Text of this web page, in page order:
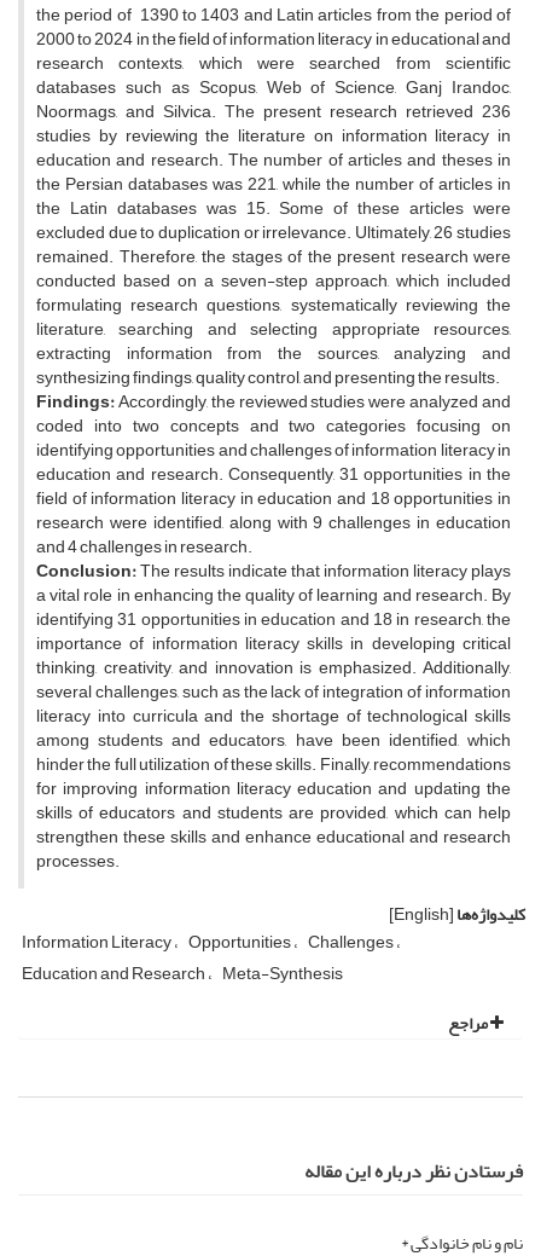
the period of 1390 to 1403 and Latin articles from the period of
2000 to 2024 in the field of information literacy in educational and
research contexts, which were searched from scientific
databases such as Scopus, Web of Science, Ganj Irandoc,
Noormags, and Silvica. The present research retrieved 236
studies by reviewing the literature on information literacy in
education and research. The number of articles and theses in
the Persian databases was 221, while the number of articles in
the Latin databases was 15. Some of these articles were
excluded due to duplication or irrelevance. Ultimately, 26 studies
remained. Therefore, the stages of the present research were
conducted based on a seven-step approach, which included
formulating research questions, systematically reviewing the
literature, searching and selecting appropriate resources,
extracting information from the sources, analyzing and
synthesizing findings, quality control, and presenting the results.
Findings:Accordingly, the reviewed studies were analyzed and
coded into two concepts and two categories focusing on
identifying opportunities and challenges of information literacy in
education and research. Consequently, 31 opportunities in the
field of information literacy in education and 18 opportunities in
research were identified, along with 9 challenges in education
and 4 challenges in research.
Conclusion:The results indicate that information literacy plays
a vital role in enhancing the quality of learning and research. By
identifying 31 opportunities in education and 18 in research, the
importance of information literacy skills in developing critical
thinking, creativity, and innovation is emphasized. Additionally,
several challenges, such as the lack of integration of information
literacy into curricula and the shortage of technological skills
among students and educators, have been identified, which
hinder the full utilization of these skills. Finally, recommendations
for improving information literacy education and updating the
skills of educators and students are provided, which can help
strengthen these skills and enhance educational and research
processes.
کلیدواژه‌ها[English]
Information Literacy Opportunities Challenges
Education and Research Meta-Synthesis
مراجع
فرستادن نظر درباره این مقاله
نام و نام خانوادگی *